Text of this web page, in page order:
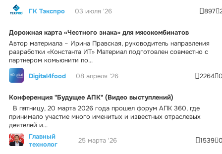
ГК Тэкспро
03 июля '26 897
Дорожная карта «Честного знака» для мясокомбинатов
Автор материала – Ирина Правская, руководитель направления
разработки «Константа ИТ» Материал подготовлен совместно с
партнером комьюнити по...
Digital4food
08 апреля '26 2264
Конференция "Будущее АПК" (Видео выступлений)
В пятницу, 20 марта 2026 года прошел форум АПК 360, где
принимало участие много именитых и известных отраслевых
деятелей и...
Главный
технолог
25 марта '26 1539